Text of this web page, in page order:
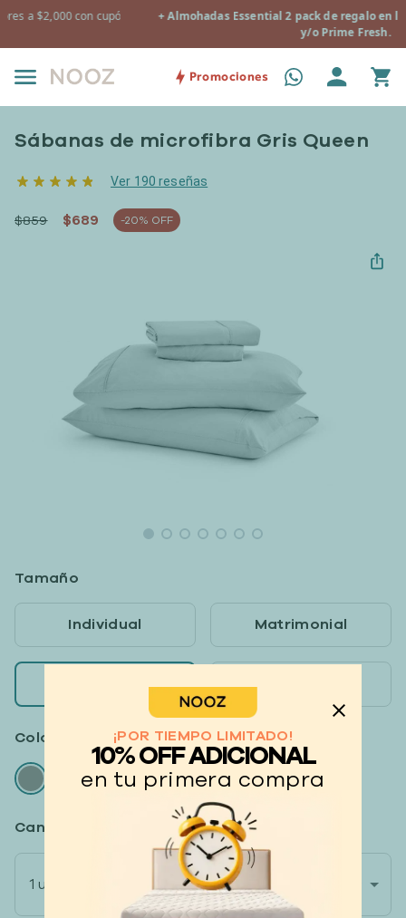
+ Almohadas Essential 2 pack de regalo en la compra de Nooz
Promociones
Sábanas de microfibra Gris Queen
Ver 190 reseñas
$859 $689 -20% OFF
Tamaño
Individual Matrimonial
Color : Gris claro
Cantidad (Más compras, más descuento)
1 unidad
¡POR TIEMPO LIMITADO!
10% OFF ADICIONAL
en tu primera compra